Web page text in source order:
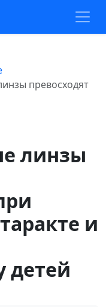
превосходят
линзы
и
детей